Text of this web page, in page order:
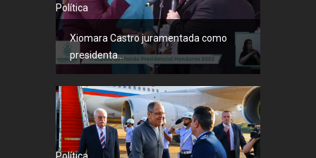
Política
Xiomara Castro juramentada como
presidenta...